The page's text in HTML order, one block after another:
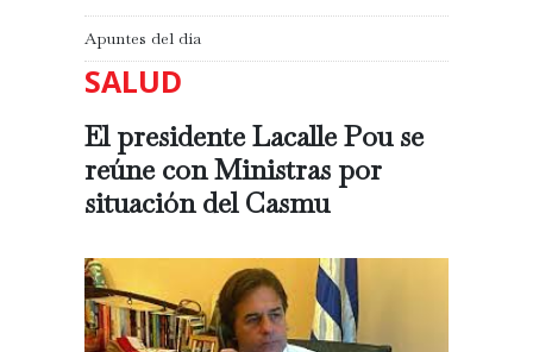
Apuntes del día
SALUD
El presidente Lacalle Pou se
reúne con Ministras por
situación del Casmu